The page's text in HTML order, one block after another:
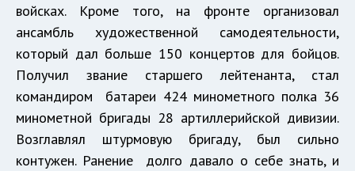
войсках. Кроме того, на фронте организовал
ансамбль художественной самодеятельности,
который дал больше 150 концертов для бойцов.
Получил звание старшего лейтенанта, стал
командиром батареи 424 минометного полка 36
минометной бригады 28 артиллерийской дивизии.
Возглавлял штурмовую бригаду, был сильно
контужен. Ранение долго давало о себе знать, и